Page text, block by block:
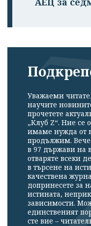
Уважаеми
научите
прочетете
„Клуб Z“. Ние се
имаме нужда от
продължим.
в 97 държави на
отваряте всеки
в търсене на
качествена
допринесете за
истината,
зависимости.
единственият
сте вие –